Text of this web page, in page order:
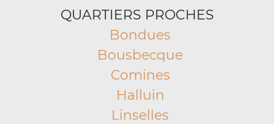
QUARTIERS PROCHES
Bondues
Bousbecque
Comines
Halluin
Linselles